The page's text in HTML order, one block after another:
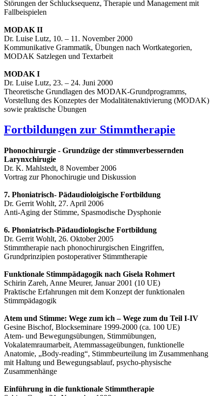
Störungen der Schlucksequenz, Therapie und Management mit
Fallbeispielen
MODAK II
Dr. Luise Lutz, 10. – 11. November 2000
Kommunikative Grammatik, Übungen nach Wortkategorien,
MODAK Satzlegen und Textarbeit
MODAK I
Dr. Luise Lutz, 23. – 24. Juni 2000
Theoretische Grundlagen des MODAK-Grundprogramms,
Vorstellung des Konzeptes der Modalitätenaktivierung (MODAK)
sowie praktische Übungen
Fortbildungen zur Stimmtherapie
Phonochirurgie - Grundzüge der stimmverbessernden
Larynxchirugie
Dr. K. Mahlstedt, 8 November 2006
Vortrag zur Phonochirugie und Diskussion
7. Phoniatrisch- Pädaudioloigische Fortbildung
Dr. Gerrit Wohlt, 27. April 2006
Anti-Aging der Stimme, Spasmodische Dysphonie
6. Phoniatrisch-Pädaudiologische Fortbildung
Dr. Gerrit Wohlt, 26. Oktober 2005
Stimmtherapie nach phonochirurgischen Eingriffen,
Grundprinzipien postoperativer Stimmtherapie
Funktionale Stimmpädagogik nach Gisela Rohmert
Schirin Zareh, Anne Meurer, Januar 2001 (10 UE)
Praktische Erfahrungen mit dem Konzept der funktionalen
Stimmpädagogik
Atem und Stimme: Wege zum ich – Wege zum du Teil I-IV
Gesine Bischof, Blockseminare 1999-2000 (ca. 100 UE)
Atem- und Bewegungsübungen, Stimmübungen,
Vokalatemraumarbeit, Atemmassageübungen, funktionelle
Anatomie, „Body-reading“, Stimmbeurteilung im Zusammenhang
mit Haltung und Bewegungsablauf, psycho-physische
Zusammenhänge
Einführung in die funktionale Stimmtherapie